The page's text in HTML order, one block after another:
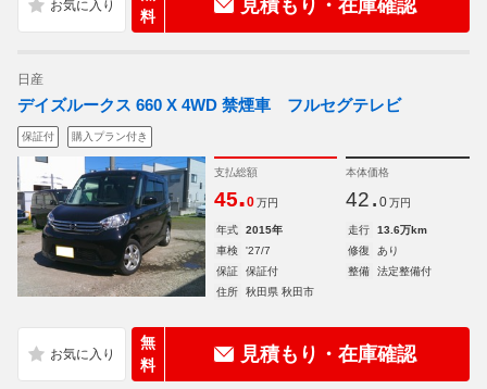
料
見積もり・在庫確認
日産
デイズルークス 660 X 4WD 禁煙車 フルセグテレビ
保証付 購入プラン付き
支払総額
45.0 万円
本体価格
42. 0 万円
年式 2015年 走行
13.6万km
車検
'27/7 修復
あり
保証
保証付 整備
法定整備付
住所
秋田県 秋田市
無
料
見積もり・在庫確認